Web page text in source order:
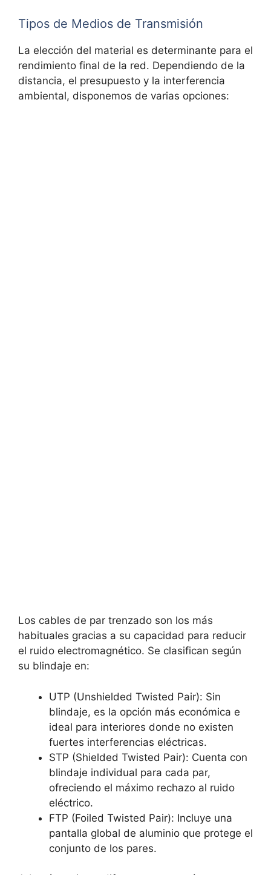
Tipos de Medios de Transmisión
La elección del material es determinante para el
rendimiento final de la red. Dependiendo de la
distancia, el presupuesto y la interferencia
ambiental, disponemos de varias opciones:
Los cables de par trenzado son los más
habituales gracias a su capacidad para reducir
el ruido electromagnético. Se clasifican según
su blindaje en:
UTP (Unshielded Twisted Pair): Sin
blindaje, es la opción más económica e
ideal para interiores donde no existen
fuertes interferencias eléctricas.
STP (Shielded Twisted Pair): Cuenta con
blindaje individual para cada par,
ofreciendo el máximo rechazo al ruido
eléctrico.
FTP (Foiled Twisted Pair): Incluye una
pantalla global de aluminio que protege el
conjunto de los pares.